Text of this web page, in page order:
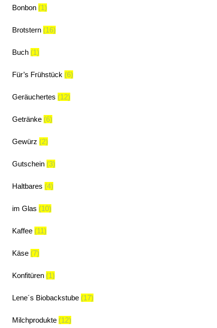
Bonbon (1)
Brotstern (16)
Buch (1)
Für’s Frühstück (6)
Geräuchertes (12)
Getränke (6)
Gewürz (2)
Gutschein (3)
Haltbares (4)
im Glas (10)
Kaffee (11)
Käse (7)
Konfitüren (1)
Lene´s Biobackstube (17)
Milchprodukte (12)